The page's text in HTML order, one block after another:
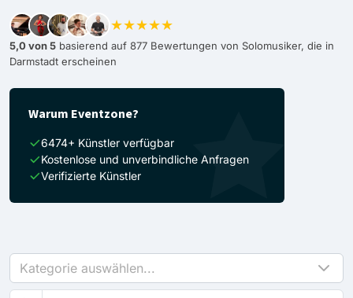
★★★★★
5,0 von 5 basierend auf 877 Bewertungen von Solomusiker, die in
Darmstadt erscheinen
Warum Eventzone?
6474+ Künstler verfügbar
Kostenlose und unverbindliche Anfragen
Verifizierte Künstler
Kategorie auswählen...